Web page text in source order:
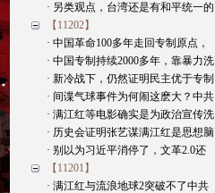
· 另类观点，台湾还是有和平统一的
【11202】
· 中国革命100多年走回专制原点，
· 中国专制持续2000多年，靠暴力洗
· 新冷战下，仍然证明民主优于专制
· 间谍气球事件为何闹这麽大？中共
· 满江红等电影确实是为政治宣传洗
· 历史会证明张艺谋满江红是思想脑
· 别以为习近平消停了，文革2.0还
【11201】
· 满江红与流浪地球2突破不了中共